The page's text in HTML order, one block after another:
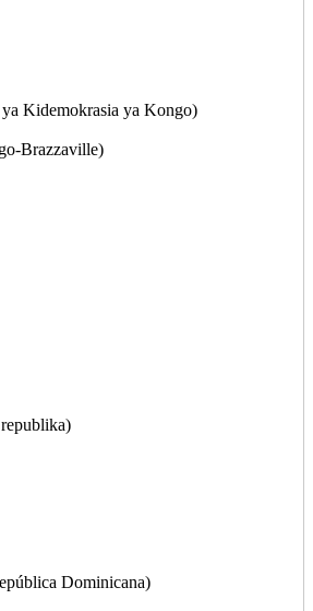
Kidemokrasia ya Kongo)
Brazzaville)
Dominicana)